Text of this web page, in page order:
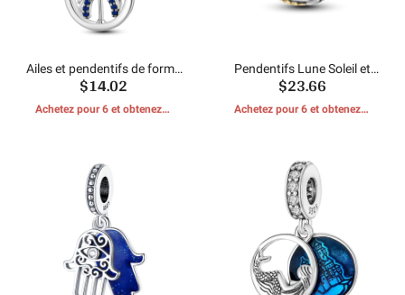
Ailes et pendentifs de forme
ronde
$14.02
Achetez pour 6 et obtenez 1
Pendentifs Lune Soleil et
Étoile
$23.66
Achetez pour 6 et obtenez 1